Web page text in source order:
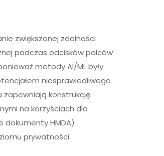
zwiększonej zdolności
podczas odcisków palców
metody AI/ML były
niesprawiedliwego
konstrukcję
na korzyściach dla
HMDA)
prywatności